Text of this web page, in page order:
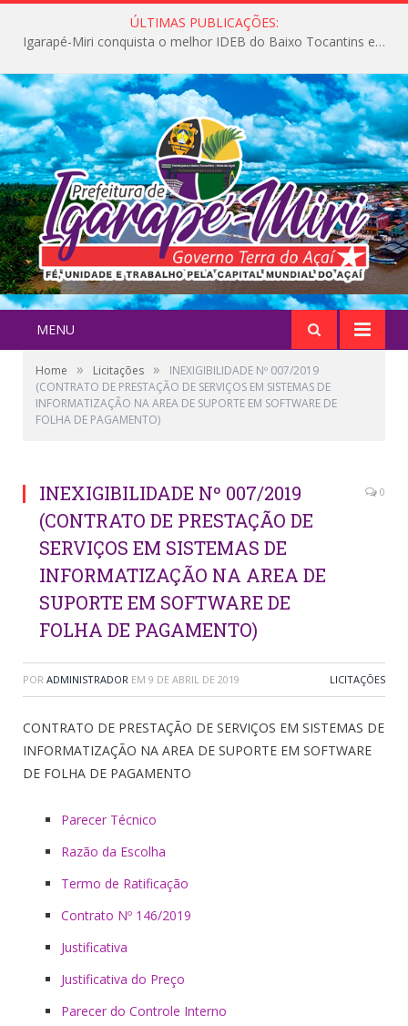
ÚLTIMAS PUBLICAÇÕES:
Igarapé-Miri conquista o melhor IDEB do Baixo Tocantins e avança na qualidade da educação pública
MENU
Home » Licitações »
INEXIGIBILIDADE Nº 007/2019
(CONTRATO DE PRESTAÇÃO DE SERVIÇOS EM SISTEMAS DE
INFORMATIZAÇÃO NA AREA DE SUPORTE EM SOFTWARE DE
FOLHA DE PAGAMENTO)
INEXIGIBILIDADE Nº 007/2019
(CONTRATO DE PRESTAÇÃO DE
SERVIÇOS EM SISTEMAS DE
INFORMATIZAÇÃO NA AREA DE
SUPORTE EM SOFTWARE DE
FOLHA DE PAGAMENTO)
0
POR ADMINISTRADOR EM 9 DE ABRIL DE 2019 LICITAÇÕES
CONTRATO DE PRESTAÇÃO DE SERVIÇOS EM SISTEMAS DE
INFORMATIZAÇÃO NA AREA DE SUPORTE EM SOFTWARE
DE FOLHA DE PAGAMENTO
Parecer Técnico
Razão da Escolha
Termo de Ratificação
Contrato Nº 146/2019
Justificativa
Justificativa do Preço
Parecer do Controle Interno